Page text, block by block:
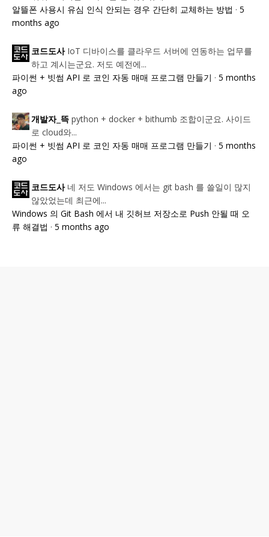
알뜰폰 사용시 유심 인식 안되는 경우 간단히 교체하는 방법 · 5
months ago
코드도사 IoT 디바이스를 클라우드 서버에 연동하는 업무를
하고 계시는군요. 저도 예전에...
파이썬 + 빗썸 API 로 코인 자동 매매 프로그램 만들기 · 5 months
ago
개발자_뜩 python + docker + bithumb 조합이군요. 사이드
로 cloud와...
파이썬 + 빗썸 API 로 코인 자동 매매 프로그램 만들기 · 5 months
ago
코드도사 네 저도 Windows 에서는 git bash 를 쓸일이 많지
않았었는데 최근에...
Windows 의 Git Bash 에서 내 깃허브 저장소로 Push 안될 때 오
류 해결법 · 5 months ago